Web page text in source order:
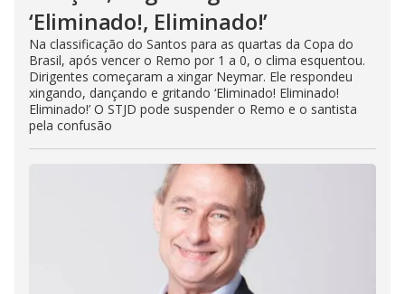
‘Eliminado!, Eliminado!’
Na classificação do Santos para as quartas da Copa do
Brasil, após vencer o Remo por 1 a 0, o clima esquentou.
Dirigentes começaram a xingar Neymar. Ele respondeu
xingando, dançando e gritando ‘Eliminado! Eliminado!
Eliminado!’ O STJD pode suspender o Remo e o santista
pela confusão